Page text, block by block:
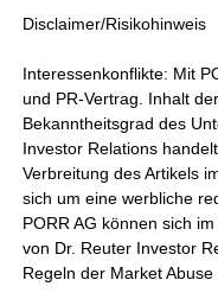
Disclaimer/Risikohinweis
Interessenkonflikte: Mit
und PR-Vertrag. Inhalt
Bekanntheitsgrad des
Investor Relations
Verbreitung des Artikels
sich um eine werbliche
PORR AG können sich
von Dr. Reuter Investor
Regeln der Market